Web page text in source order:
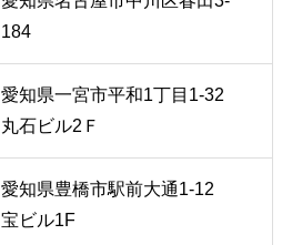
184
愛知県一宮市平和1丁目1-32
丸石ビル2Ｆ
愛知県豊橋市駅前大通1-12
宝ビル1F